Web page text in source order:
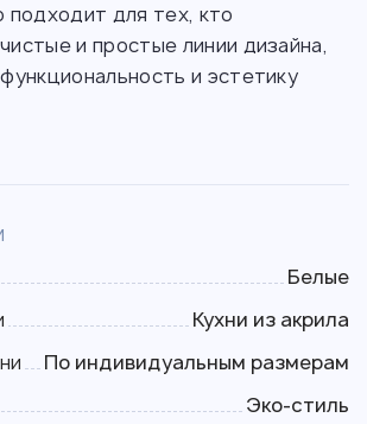
подходит для тех, кто
и простые линии дизайна,
и эстетику
Белые
Кухни из акрила
По индивидуальным размерам
Эко-стиль